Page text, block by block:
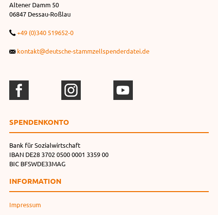
Altener Damm 50
06847 Dessau-Roßlau
+49 (0)340 519652-0
kontakt@deutsche-stammzellspenderdatei.de
SPENDEN­KONTO
Bank für Sozialwirtschaft
IBAN DE28 3702 0500 0001 3359 00
BIC BFSWDE33MAG
INFORMATION
Impressum